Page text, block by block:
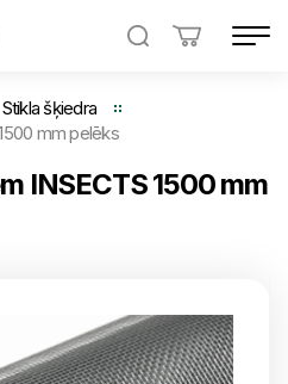
Stikla šķiedra
mm pelēks
INSECTS 1500 mm